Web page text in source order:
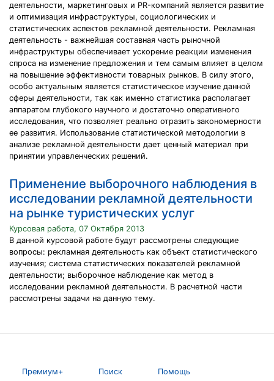
деятельности, маркетинговых и PR-компаний является развитие
и оптимизация инфраструктуры, социологических и
статистических аспектов рекламной деятельности. Рекламная
деятельность - важнейшая составная часть рыночной
инфраструктуры обеспечивает ускорение реакции изменения
спроса на изменение предложения и тем самым влияет в целом
на повышение эффективности товарных рынков. В силу этого,
особо актуальным является статистическое изучение данной
сферы деятельности, так как именно статистика располагает
аппаратом глубокого научного и достаточно оперативного
исследования, что позволяет реально отразить закономерности
ее развития. Использование статистической методологии в
анализе рекламной деятельности дает ценный материал при
принятии управленческих решений.
Применение выборочного наблюдения в
исследовании рекламной деятельности
на рынке туристических услуг
Курсовая работа, 07 Октября 2013
В данной курсовой работе будут рассмотрены следующие
вопросы: рекламная деятельность как объект статистического
изучения; система статистических показателей рекламной
деятельности; выборочное наблюдение как метод в
исследовании рекламной деятельности. В расчетной части
рассмотрены задачи на данную тему.
Премиум+ Поиск Помощь